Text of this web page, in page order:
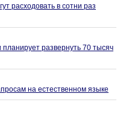
расходовать в сотни раз
развернуть 70 тысяч
на естественном языке